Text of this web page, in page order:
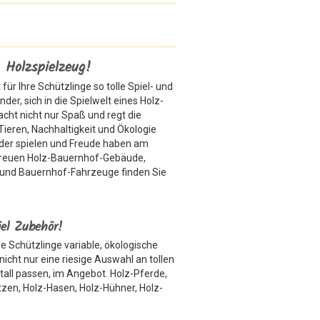
Ihre Schützlinge so tolle Spiel- und
sich in die Spielwelt eines Holz-
nicht nur Spaß und regt die
Nachhaltigkeit und Ökologie
spielen und Freude haben am
Holz-Bauernhof-Gebäude,
Bauernhof-Fahrzeuge finden Sie
Zubehör!
Schützlinge variable, ökologische
nur eine riesige Auswahl an tollen
passen, im Angebot. Holz-Pferde,
Holz-Hasen, Holz-Hühner, Holz-